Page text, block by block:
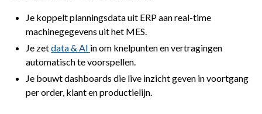
Je koppelt planningsdata uit ERP aan real-time
machinegegevens uit het MES.
Je zetdata & AI in om knelpunten en vertragingen
automatisch te voorspellen.
Je bouwt dashboards die live inzicht geven in voortgang
per order, klant en productielijn.